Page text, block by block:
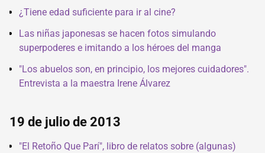
¿Tiene edad suficiente para ir al cine?
Las niñas japonesas se hacen fotos simulando
superpoderes e imitando a los héroes del manga
"Los abuelos son, en principio, los mejores cuidadores".
Entrevista a la maestra Irene Álvarez
19 de julio de 2013
"El Retoño Que Parí", libro de relatos sobre (algunas)